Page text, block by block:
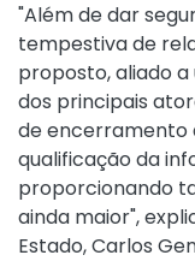
"Além de dar
tempestiva de
proposto, aliado
dos principais
de encerramento
qualificação da
proporcionando
ainda maior",
Estado, Carlos